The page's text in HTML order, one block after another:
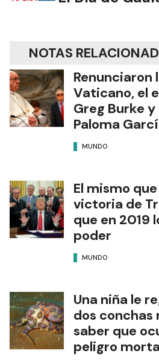
NOTAS
Renunciaron
Vaticano, el
Greg Burke
Paloma
MUNDO
El mismo
victoria de
que en 2019
poder
MUNDO
Una niña le
dos conchas
saber que
peligro